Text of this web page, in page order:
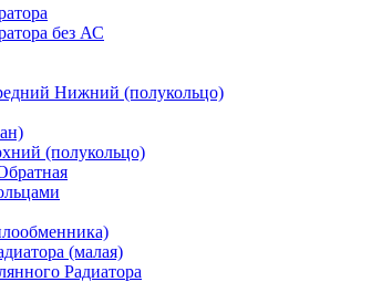
без АС
Нижний (полукольцо)
(полукольцо)
(малая)
Радиатора